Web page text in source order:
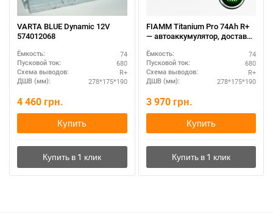
VARTA BLUE Dynamic 12V
574012068
Ёмкость: 74
Пусковой ток: 680
Схема выводов: R+
ДШВ (мм): 278*175*190
4 460 грн.
Купить
FIAMM Titanium Pro 74Ah R+
— автоаккумулятор, доставка
Ёмкость: 74
Пусковой ток: 680
Схема выводов: R+
ДШВ (мм): 278*175*190
3 970 грн.
Купить